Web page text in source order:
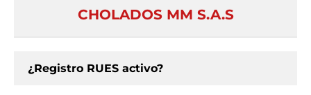
CHOLADOS MM S.A.S
¿Registro RUES activo?